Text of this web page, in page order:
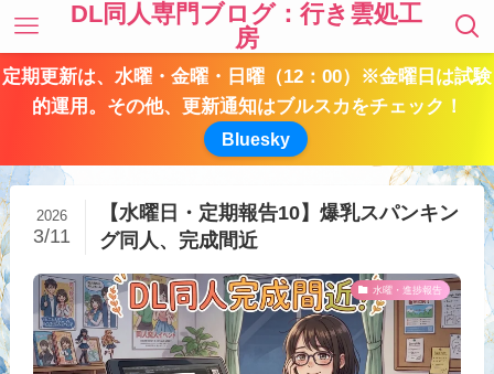
DL同人専門ブログ：行き雲処工
房
定期更新は、水曜・金曜・日曜（12：00）※金曜日は試験
的運用。その他、更新通知はブルスカをチェック！
Bluesky
【水曜日・定期報告10】爆乳スパンキン
グ同人、完成間近
2026
3/11
水曜・進捗報告